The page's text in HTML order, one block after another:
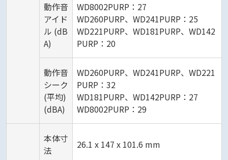
動作音
アイド
ル (dB
A)
WD8002PURP：27
WD260PURP、WD241PURP：25
WD221PURP、WD181PURP、WD142
PURP：20
動作音
シーク
(平均)
(dBA)
WD260PURP、WD241PURP、WD221
PURP：32
WD181PURP、WD142PURP：27
WD8002PURP：29
本体寸
法
26.1 x 147 x 101.6 mm